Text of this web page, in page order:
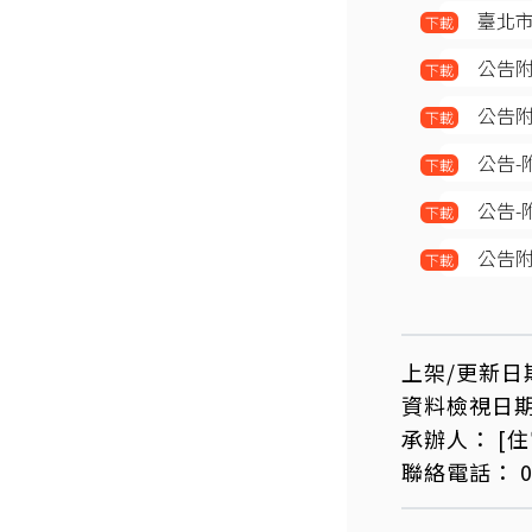
下載 臺北
下載 公告
下載 公告
下載 公告-
下載 公告-
下載 公告
上架/更新
資料檢視日
承辦人： [
聯絡電話：